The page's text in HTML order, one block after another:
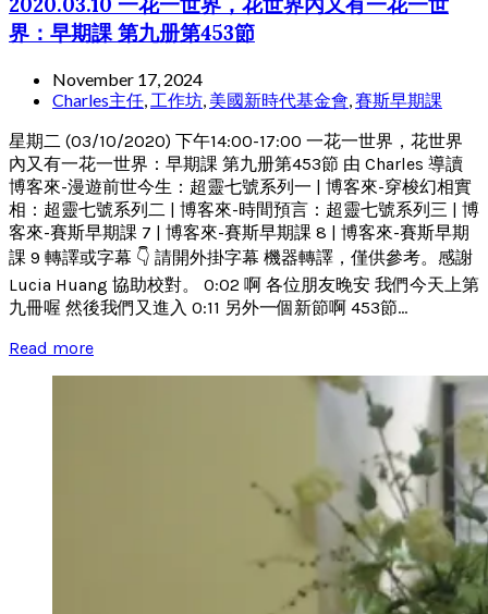
界：早期課 第九册第453節
November 17, 2024
Charles主任 工作坊 美國新時代基金會 賽斯早期課
星期二 (03/10/2020) 下午14:00-17:00 一花一世界，花世界
內又有一花一世界：早期課 第九册第453節 由 Charles 導讀
博客來-漫遊前世今生：超靈七號系列一 | 博客來-穿梭幻相實
相：超靈七號系列二 | 博客來-時間預言：超靈七號系列三 | 博
客來-賽斯早期課 7 | 博客來-賽斯早期課 8 | 博客來-賽斯早期
課 9 轉譯或字幕 👇 請開外掛字幕 機器轉譯，僅供參考。感謝
Lucia Huang 協助校對。 0:02 啊 各位朋友晚安 我們今天上第
九冊喔 然後我們又進入 0:11 另外一個新節啊 453節...
Read more